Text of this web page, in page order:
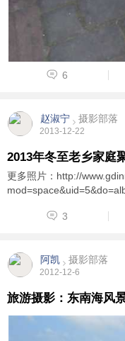
6
赵淑宁 摄影部落
2013-12-22
2013年冬至老乡家庭
更多照片：http://
3
阿凯 摄影部落
2012-12-6
旅游摄影：东南海风